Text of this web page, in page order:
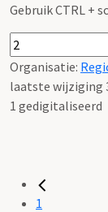
Gebruik CTRL +
Organisatie:
laatste wijziging
1 gedigitaliseerd
1